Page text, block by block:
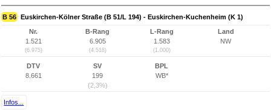
B 56 Euskirchen-Kölner Straße (B 51/L 194) - Euskirchen-Kuchenheim (K 1)
Nr.
1.521
(6.975)
B-Rang
6.905
(4.518)
L-Rang
1.583
(1.000)
Land
NW
DTV
8.661
SV
199
(2,3%)
BPL
WB*
Infos...